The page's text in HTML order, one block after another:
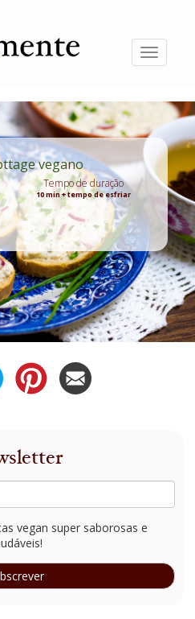
Toggle
vegano
Tempo de duração
10 min + tempo de esfriar
vegan super saborosas e